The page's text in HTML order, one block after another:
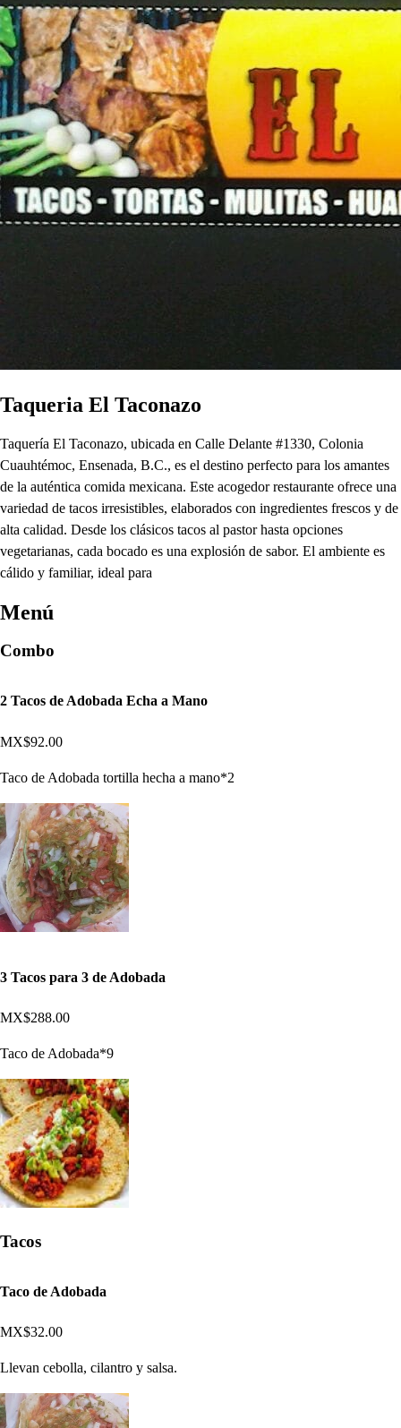
Taqueria El Taconazo
Taquería El Taconazo, ubicada en Calle Delante #1330, Colonia
Cuauhtémoc, Ensenada, B.C., es el destino perfecto para los amantes
de la auténtica comida mexicana. Este acogedor restaurante ofrece una
variedad de tacos irresistibles, elaborados con ingredientes frescos y de
alta calidad. Desde los clásicos tacos al pastor hasta opciones
vegetarianas, cada bocado es una explosión de sabor. El ambiente es
cálido y familiar, ideal para
Menú
Combo
2 Tacos de Adobada Echa a Mano
MX$92.00
Taco de Adobada tortilla hecha a mano*2
3 Tacos para 3 de Adobada
MX$288.00
Taco de Adobada*9
Tacos
Taco de Adobada
MX$32.00
Llevan cebolla, cilantro y salsa.